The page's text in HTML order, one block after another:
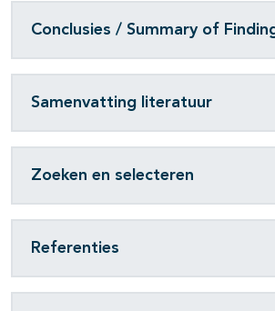
Conclusies / Summary of
Samenvatting literatuur
Zoeken en selecteren
Referenties